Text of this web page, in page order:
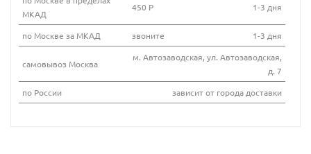
МКАД
450 Р 1-3 дня
по Москве за МКАД звоните 1-3 дня
самовывоз Москва
м. Автозаводская, ул. Автозаводская,
д. 7
по России
зависит от города доставки